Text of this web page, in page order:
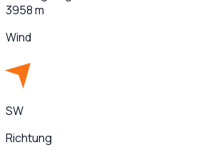
3958 m
Wind
SW
Richtung